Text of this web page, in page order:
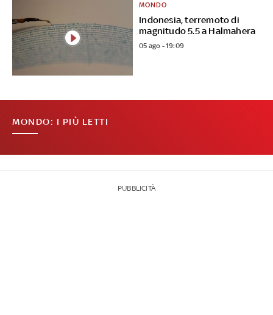
Indonesia, terremoto di
magnitudo 5.5 a Halmahera
MONDO
05 ago - 19:09
MONDO: I PIÙ LETTI
PUBBLICITÀ